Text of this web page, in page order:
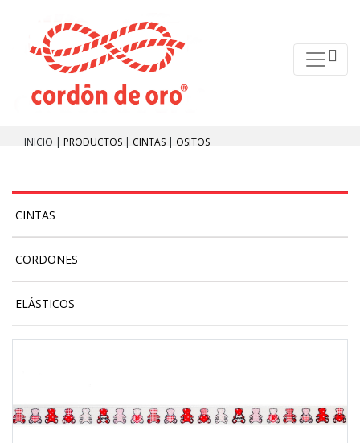
INICIO | PRODUCTOS | CINTAS | OSITOS
CINTAS
CORDONES
ELÁSTICOS